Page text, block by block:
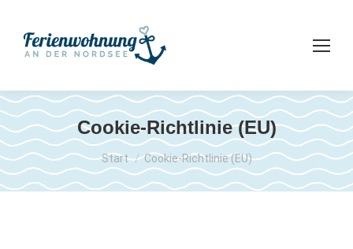
Cookie-Richtlinie (EU)
Sie befinden sich hier:
Start Cookie-Richtlinie (EU)